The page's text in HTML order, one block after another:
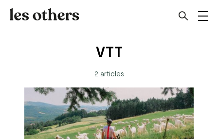
VTT
2 articles